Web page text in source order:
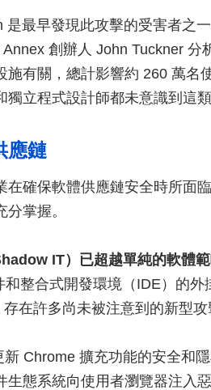
是最早發現此攻擊的受害者之
創辦人 John Tuckner
施有關，總計影響約 260 萬名
獨立程式設計師都未意識到這
應鏈
在確保軟體供應鏈安全時所面
掌握。
IT）已超越單純的軟體範
和整合式開發環境（IDE）的
在許多尚未被注意到的新型攻
Chrome 擴充功能的安全和
生態系統向使用者瀏覽器注入